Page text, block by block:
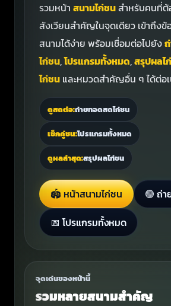
รวมหน้า สนามไก่ชนสำหรับคนที่ต้
สังเวียนสำคัญในจุดเดียว เข้าถึง
สนามได้ง่าย พร้อมเชื่อมต่อไปยัง
ไก่ชน,โปรแกรมทั้งหมด,สรุปผลไ
ไก่ชน และหมวดสำคัญอื่น ๆ ได้ต่อ
ดูสดต่อ:ถ่ายทอดสดไก่ชน
เช็กคู่ชน:โปรแกรมทั้งหมด
ดูผลล่าสุด:สรุปผลไก่ชน
🏟️ หน้าสนามไก่ชน
🟢 ถ่
📅 โปรแกรมทั้งหมด
จุดเด่นของหน้านี้
รวมหลายสนามสำคัญ